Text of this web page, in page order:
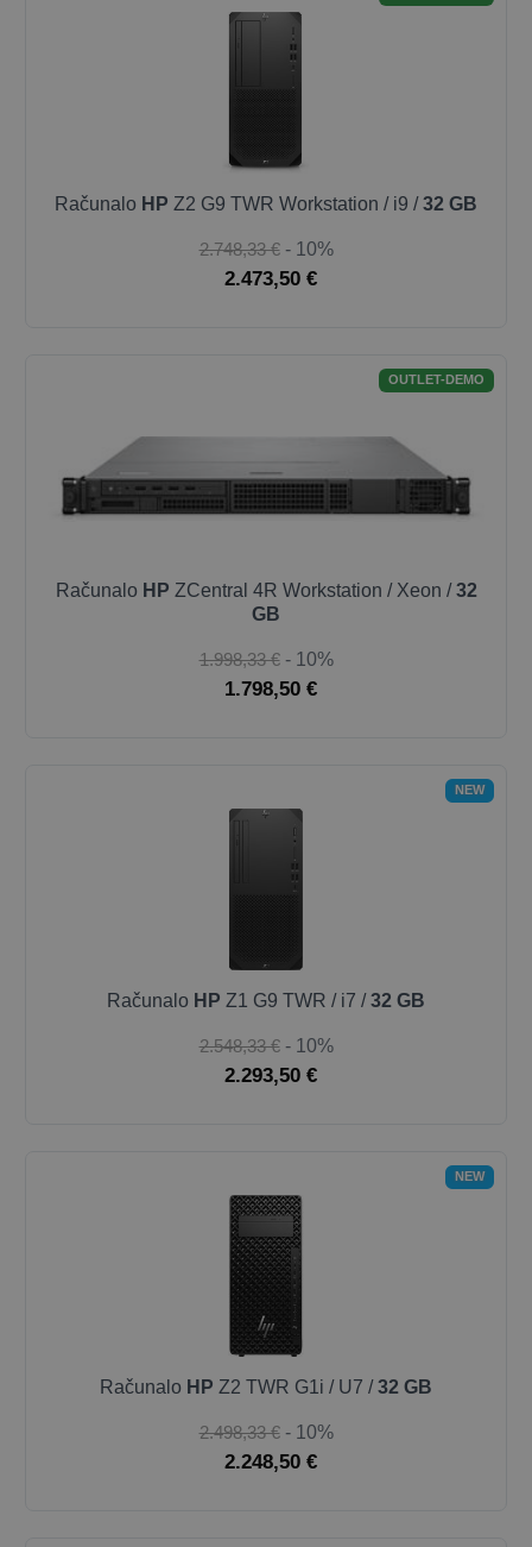
Računalo HP Z2 G9 TWR Workstation / i9 /32 GB
2.748,33 € - 10%
2.473,50 €
OUTLET-DEMO
Računalo HP ZCentral 4R Workstation / Xeon /32
GB
1.998,33 € - 10%
1.798,50 €
NEW
Računalo HP Z1 G9 TWR / i7 /32 GB
2.548,33 € - 10%
2.293,50 €
NEW
Računalo HP Z2 TWR G1i / U7 /32 GB
2.498,33 € - 10%
2.248,50 €